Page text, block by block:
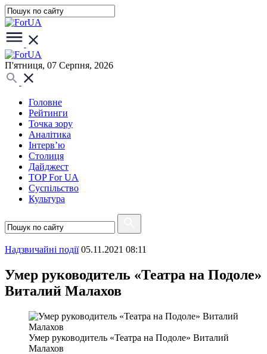
П'ятниця, 07 Серпня, 2026
Головне
Рейтинги
Точка зору
Аналітика
Інтерв’ю
Столиця
Дайджест
TOP For UA
Суспiльство
Культура
Надзвичайні події 05.11.2021 08:11
Умер руководитель «Театра на Подоле»
Виталий Малахов
Умер руководитель «Театра на Подоле» Виталий
Малахов